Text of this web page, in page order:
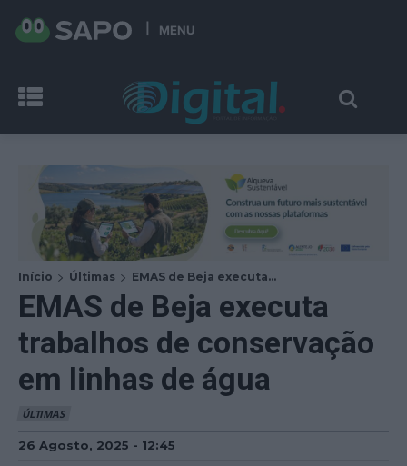
MENU
Início Últimas EMAS de Beja executa...
EMAS de Beja executa
trabalhos de conservação
em linhas de água
ÚLTIMAS
26 Agosto, 2025 - 12:45